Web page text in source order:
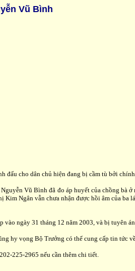
Vũ Bình
đấu cho dân chủ hiện đang bị cầm tù bởi
Vũ Bình đã đo áp huyết của chồng
Ngân vẫn chưa nhận được hồi âm của ba
ngày 31 tháng 12 năm 2003, và bị tuyên
hy vọng Bộ Trưởng có thể cung cấp tin tức
225-2965 nếu cần thêm chi tiết.